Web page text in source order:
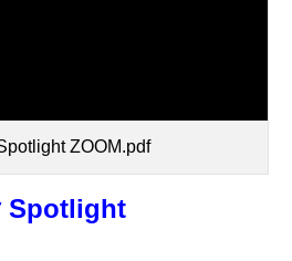
ZOOM.pdf
Spotlight